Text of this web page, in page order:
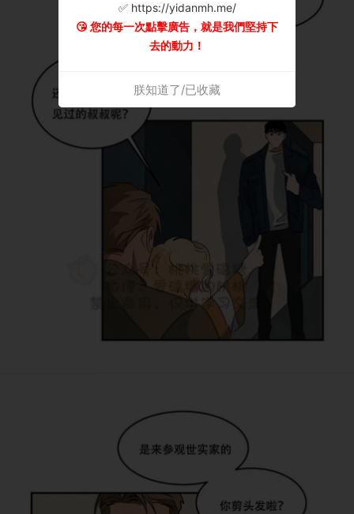
✅ https://yidanmh.me/
😘 您的每一次點擊廣告，就是我們堅持下
去的動力！
朕知道了/已收藏